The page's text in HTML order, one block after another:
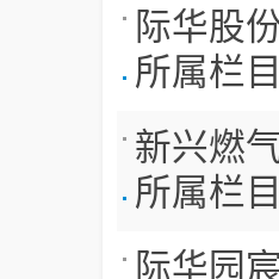
际华股
所属栏
新兴燃
所属栏
际华园